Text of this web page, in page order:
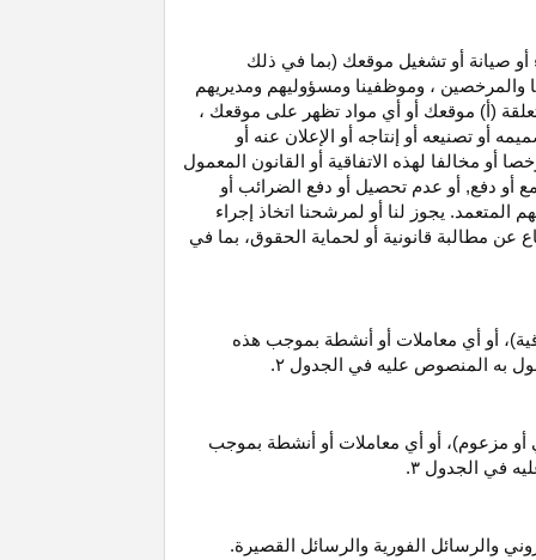
صيانة أو تشغيل موقعك (بما في ذلك
والمرخصين ، وموظفينا ومسؤوليهم ومديريهم
(أ) موقعك أو أي مواد تظهر على موقعك ،
تصنيعه أو إنتاجه أو الإعلان عنه أو
مخالفا لهذه الاتفاقية أو القانون المعمول
أو دفع, أو عدم تحصيل أو دفع الضرائب أو
يجوز لنا أو لمرشحنا اتخاذ إجراء
مطالبة قانونية أو لحماية الحقوق، بما في
أو أي معاملات أو أنشطة بموجب هذه
به المنصوص عليه في الجدول ۲.
أو مزعوم)، أو أي معاملات أو أنشطة بموجب
في الجدول ۳.
والرسائل الفورية والرسائل القصيرة.